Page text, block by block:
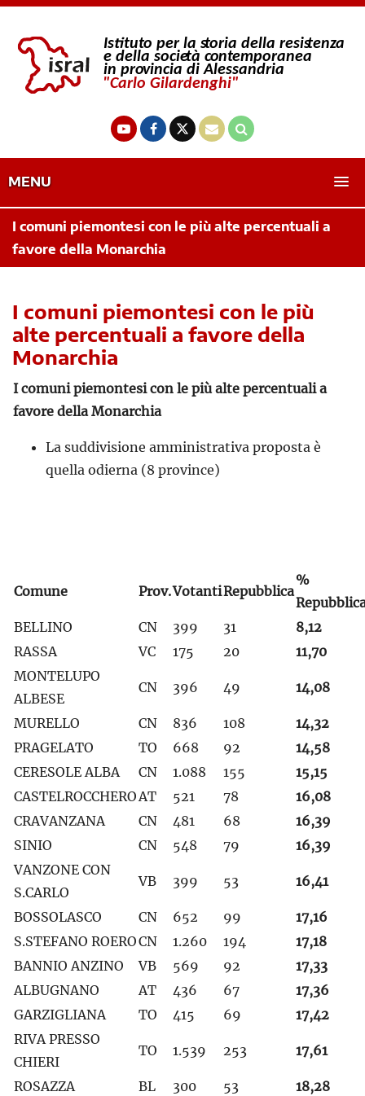
MENU
I comuni piemontesi con le più alte percentuali a
favore della Monarchia
I comuni piemontesi con le più
alte percentuali a favore della
Monarchia
I comuni piemontesi con le più alte percentuali a
favore della Monarchia
La suddivisione amministrativa proposta è
quella odierna (8 province)
Comune Prov.VotantiRepubblica
%
BELLINO
CN 399 31
8,12
RASSA
VC 175 20
11,70
MONTELUPO
ALBESE
CN 396 49 14,08
MURELLO CN 836 108
14,32
PRAGELATO
TO 668 92
14,58
CERESOLE ALBA
CN 1.088 155
15,15
CASTELROCCHEROAT 521 78
16,08
CRAVANZANA
CN 481 68
16,39
SINIO
CN 548 79
16,39
VANZONE CON
S.CARLO
VB 399 53 16,41
BOSSOLASCO CN 652 99
17,16
S.STEFANO ROEROCN 1.260 194
17,18
BANNIO ANZINO
VB 569 92
17,33
ALBUGNANO
AT 436 67
17,36
GARZIGLIANA
TO 415 69
17,42
RIVA PRESSO
CHIERI
TO 1.539 253 17,61
ROSAZZA BL 300 53
18,28